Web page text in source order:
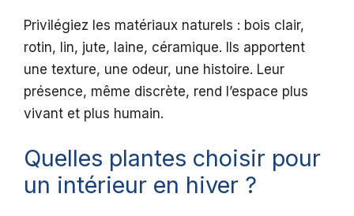
Privilégiez les matériaux naturels : bois clair,
rotin, lin, jute, laine, céramique. Ils apportent
une texture, une odeur, une histoire. Leur
présence, même discrète, rend l’espace plus
vivant et plus humain.
Quelles plantes choisir pour
un intérieur en hiver ?